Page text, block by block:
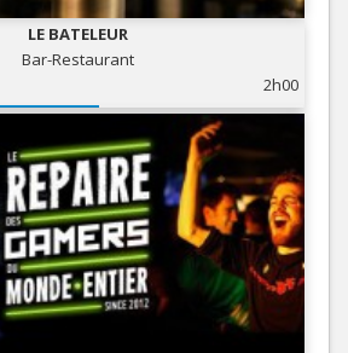
LE BATELEUR
Bar-Restaurant
2h00